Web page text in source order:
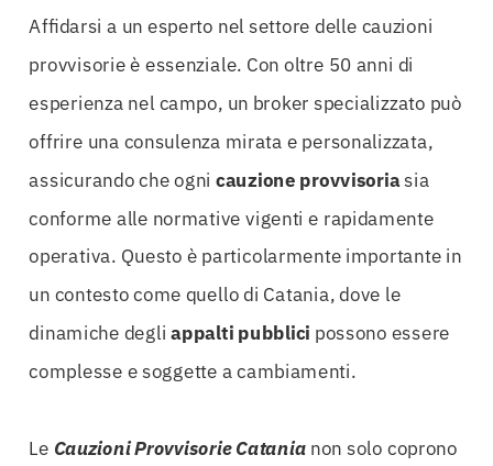
Affidarsi a un esperto nel settore delle cauzioni
provvisorie è essenziale. Con oltre 50 anni di
esperienza nel campo, un broker specializzato può
offrire una consulenza mirata e personalizzata,
assicurando che ogni cauzione provvisoriasia
conforme alle normative vigenti e rapidamente
operativa. Questo è particolarmente importante in
un contesto come quello di Catania, dove le
dinamiche degliappalti pubblici possono essere
complesse e soggette a cambiamenti.
Le Cauzioni Provvisorie Catania non solo coprono